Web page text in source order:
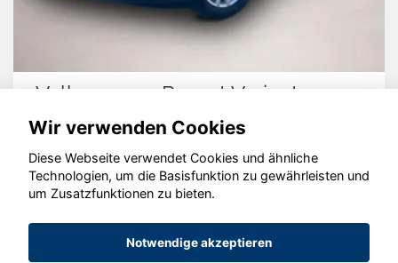
Volkswagen Passat Variant
© konjunkturmotor.de GmbH 2020 - 2026
Wir verwenden Cookies
Diese Webseite verwendet Cookies und ähnliche
Technologien, um die Basisfunktion zu gewährleisten und
um Zusatzfunktionen zu bieten.
Notwendige akzeptieren